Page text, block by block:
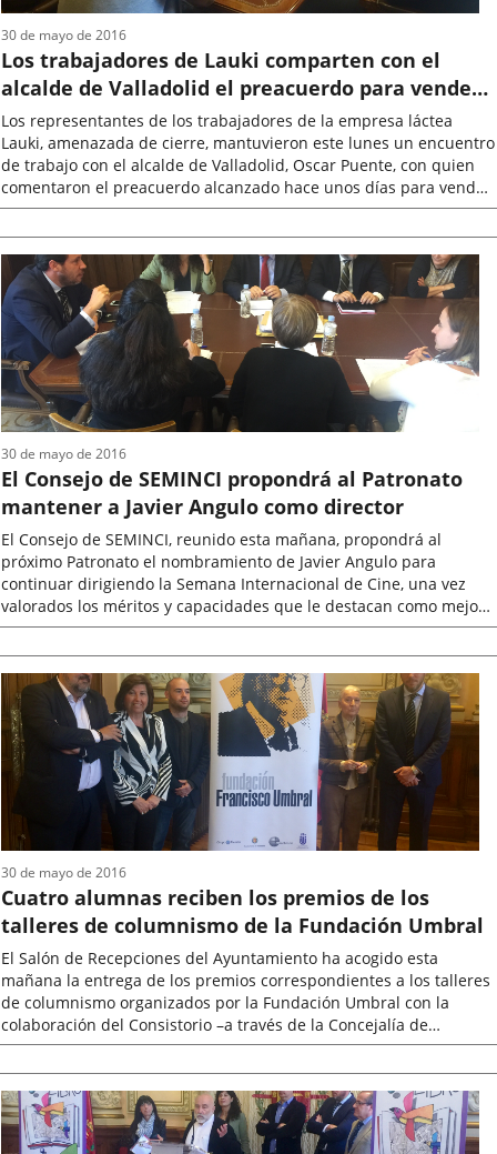
Los trabajadores de Lauki comparten con el
alcalde de Valladolid el preacuerdo para vender
la empresa a otra firma
Los representantes de los trabajadores de la empresa láctea
Lauki, amenazada de cierre, mantuvieron este lunes un encuentro
de trabajo con el alcalde de Valladolid, Oscar Puente, con quien
comentaron el preacuerdo alcanzado hace unos días para vender
la empresa...
de
la
noticia
30 de mayo de 2016
El Consejo de SEMINCI propondrá al Patronato
mantener a Javier Angulo como director
El Consejo de SEMINCI, reunido esta mañana, propondrá al
próximo Patronato el nombramiento de Javier Angulo para
continuar dirigiendo la Semana Internacional de Cine, una vez
valorados los méritos y capacidades que le destacan como mejor
candidato para el puesto...
de
la
noticia
30 de mayo de 2016
Cuatro alumnas reciben los premios de los
talleres de columnismo de la Fundación Umbral
El Salón de Recepciones del Ayuntamiento ha acogido esta
mañana la entrega de los premios correspondientes a los talleres
de columnismo organizados por la Fundación Umbral con la
colaboración del Consistorio –a través de la Concejalía de
Educación, Infancia...
de
la
noticia
30 de mayo de 2016